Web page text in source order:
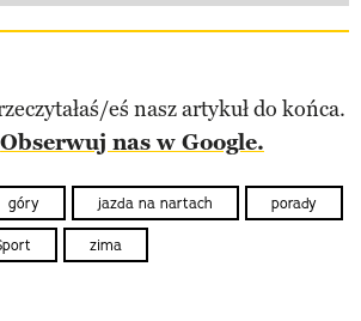
eś nasz artykuł do końca.
Obserwuj nas w Google.
góry jazda na nartach porady
zima